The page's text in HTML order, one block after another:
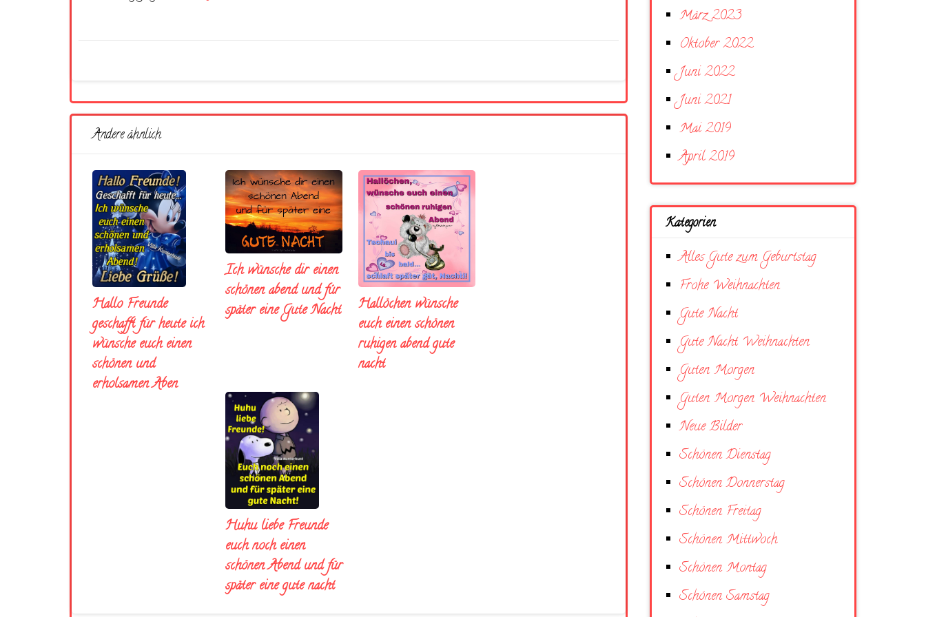
Andere ähnlich
Hallo Freunde
geschafft für heute ich
wünsche euch einen
schönen und
erholsamen Aben
Ich wünsche dir einen
schönen abend und fúr
später eine Gute Nacht
Hallöchen wünsche
euch einen schönen
ruhigen abend gute
nacht
Huhu liebe Freunde
euch noch einen
schönen Abend und für
später eine gute nacht
März 2023
Oktober 2022
Juni 2022
Juni 2021
Mai 2019
April 2019
Kategorien
Alles Gute zum Geburtstag
Frohe Weihnachten
Gute Nacht
Gute Nacht Weihnachten
Guten Morgen
Guten Morgen Weihnachten
Neue Bilder
Schönen Dienstag
Schönen Donnerstag
Schönen Freitag
Schönen Mittwoch
Schönen Montag
Schönen Samstag